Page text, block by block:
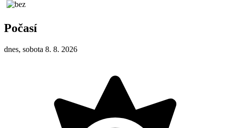
Počasí
dnes, sobota 8. 8. 2026